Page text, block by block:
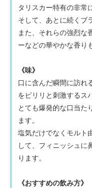
タリスカー特有の非常
そして、あとに続くブ
また、それらの強烈な
ーなどの華やかな香り
《味》
口に含んだ瞬間に訪れ
をピリリと刺激するス
とても爆発的な口当た
ます。
塩気だけでなくモルト
して、フィニッシュに
ります。
《おすすめの飲み方》